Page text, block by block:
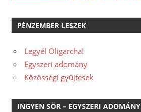
PÉNZEMBER LESZEK
Legyél Oligarcha!
Egyszeri adomány
Közösségi gyűjtések
INGYEN SÖR – EGYSZERI ADOMÁNY